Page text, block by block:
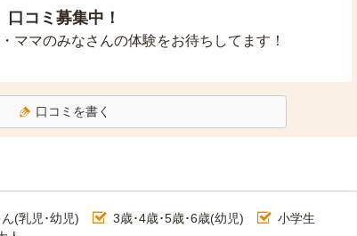
口コミ募集中！
ママのみなさんの体験をお待ちしてます！
口コミを書く
(乳児･幼児) 3歳･4歳･5歳･6歳(幼児)
小学生